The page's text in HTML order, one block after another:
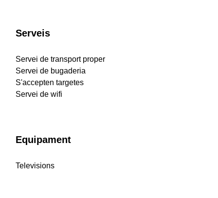
Serveis
Servei de transport proper
Servei de bugaderia
S'accepten targetes
Servei de wifi
Equipament
Televisions